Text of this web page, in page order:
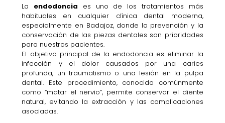
La endodoncia es uno de los tratamientos más
habituales en cualquier clínica dental moderna,
especialmente en Badajoz, donde la prevención y la
conservación de las piezas dentales son prioridades
para nuestros pacientes.
El objetivo principal de la endodoncia es eliminar la
infección y el dolor causados por una caries
profunda, un traumatismo o una lesión en la pulpa
dental. Este procedimiento, conocido comúnmente
como “matar el nervio”, permite conservar el diente
natural, evitando la extracción y las complicaciones
asociadas.